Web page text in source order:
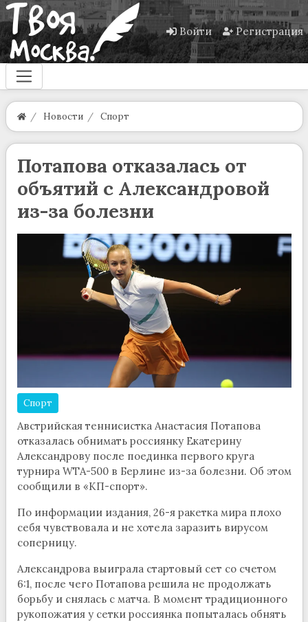
Войти Регистрация
Новости Спорт
Потапова отказалась от
объятий с Александровой
из-за болезни
Спорт
Австрийская теннисистка Анастасия Потапова
отказалась обнимать россиянку Екатерину
Александрову после поединка первого круга
турнира WTA-500 в Берлине из-за болезни. Об этом
сообщили в «КП-спорт».
По информации издания, 26-я ракетка мира плохо
себя чувствовала и не хотела заразить вирусом
соперницу.
Александрова выиграла стартовый сет со счетом
6:1, после чего Потапова решила не продолжать
борьбу и снялась с матча. В момент традиционного
рукопожатия у сетки россиянка попыталась обнять